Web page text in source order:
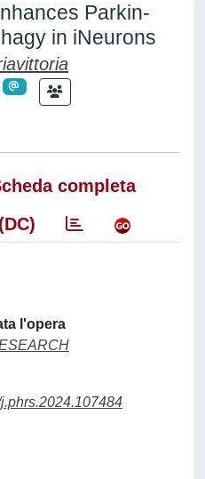
Parkin-
in iNeurons
completa
l'opera